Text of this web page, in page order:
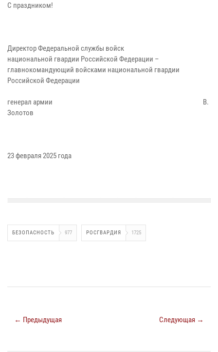
С праздником!
Директор Федеральной службы войск
национальной гвардии Российской Федерации –
главнокомандующий войсками национальной гвардии
Российской Федерации
генерал армии В.
Золотов
23 февраля 2025 года
БЕЗОПАСНОСТЬ 977 РОСГВАРДИЯ 1725
← Предыдущая Следующая →